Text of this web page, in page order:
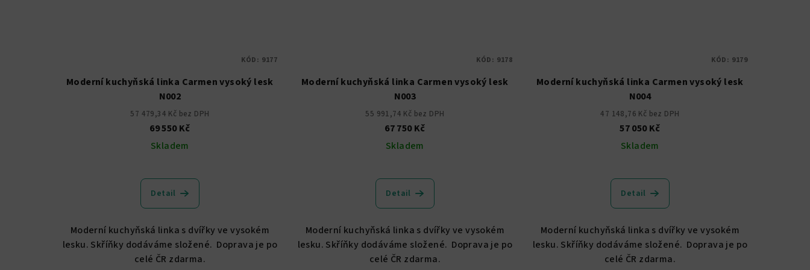
Moderní kuchyňská linka Carmen vysoký lesk
N002
57 479,34 Kč bez DPH
69 550 Kč
Skladem
hodnocení
produktu
je
5,0
z
5
Detail
Moderní kuchyňská linka s dvířky ve vysokém
lesku. Skříňky dodáváme složené. Doprava je po
celé ČR zdarma.
KÓD: 9177
Moderní kuchyňská linka Carmen vysoký lesk
N003
55 991,74 Kč bez DPH
67 750 Kč
Skladem
Detail
Moderní kuchyňská linka s dvířky ve vysokém
lesku. Skříňky dodáváme složené. Doprava je po
celé ČR zdarma.
KÓD: 9178
Moderní kuchyňská linka Carmen vysoký lesk
N004
47 148,76 Kč bez DPH
57 050 Kč
Skladem
Detail
Moderní kuchyňská linka s dvířky ve vysokém
lesku. Skříňky dodáváme složené. Doprava je po
celé ČR zdarma.
KÓD: 9179